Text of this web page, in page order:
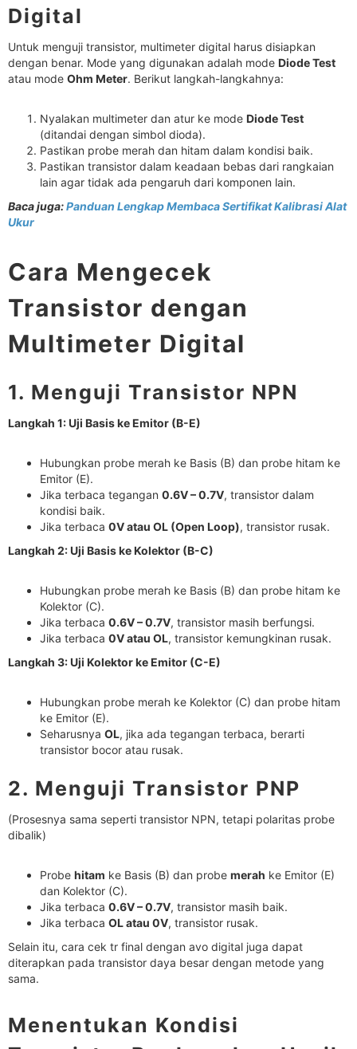
Digital
Untuk menguji transistor, multimeter digital harus disiapkan
dengan benar. Mode yang digunakan adalah mode Diode Test
atau mode Ohm Meter. Berikut langkah-langkahnya:
Nyalakan multimeter dan atur ke mode Diode Test
(ditandai dengan simbol dioda).
Pastikan probe merah dan hitam dalam kondisi baik.
Pastikan transistor dalam keadaan bebas dari rangkaian
lain agar tidak ada pengaruh dari komponen lain.
Baca juga:Panduan Lengkap Membaca Sertifikat Kalibrasi Alat
Ukur
Cara Mengecek
Transistor dengan
Multimeter Digital
1. Menguji Transistor NPN
Langkah 1: Uji Basis ke Emitor (B-E)
Hubungkan probe merah ke Basis (B) dan probe hitam ke
Emitor (E).
Jika terbaca tegangan 0.6V – 0.7V, transistor dalam
kondisi baik.
Jika terbaca 0V atau OL (Open Loop), transistor rusak.
Langkah 2: Uji Basis ke Kolektor (B-C)
Hubungkan probe merah ke Basis (B) dan probe hitam ke
Kolektor (C).
Jika terbaca 0.6V – 0.7V, transistor masih berfungsi.
Jika terbaca 0V atau OL, transistor kemungkinan rusak.
Langkah 3: Uji Kolektor ke Emitor (C-E)
Hubungkan probe merah ke Kolektor (C) dan probe hitam
ke Emitor (E).
Seharusnya OL, jika ada tegangan terbaca, berarti
transistor bocor atau rusak.
2. Menguji Transistor PNP
(Prosesnya sama seperti transistor NPN, tetapi polaritas probe
dibalik)
Probe hitam ke Basis (B) dan probe merah ke Emitor (E)
dan Kolektor (C).
Jika terbaca 0.6V – 0.7V, transistor masih baik.
Jika terbaca OL atau 0V, transistor rusak.
Selain itu, cara cek tr final dengan avo digital juga dapat
diterapkan pada transistor daya besar dengan metode yang
sama.
Menentukan Kondisi